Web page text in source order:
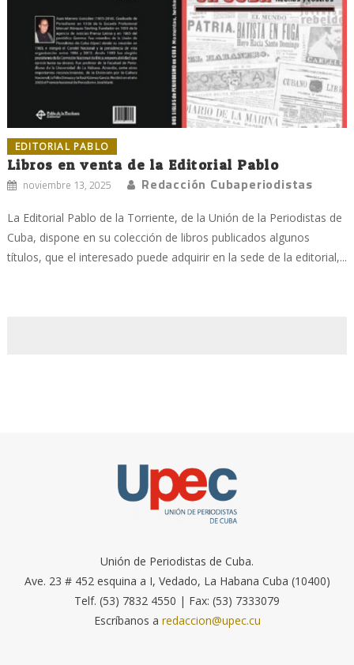
EDITORIAL PABLO
Libros en venta de la Editorial Pablo
noviembre 13, 2025 Redacción Cubaperiodistas
La Editorial Pablo de la Torriente, de la Unión de la Periodistas de
Cuba, dispone en su colección de libros publicados algunos
títulos, que el interesado puede adquirir en la sede de la editorial,...
Unión de Periodistas de Cuba.
Ave. 23 # 452 esquina a I, Vedado, La Habana Cuba (10400)
Telf. (53) 7832 4550 | Fax: (53) 7333079
Escríbanos a redaccion@upec.cu